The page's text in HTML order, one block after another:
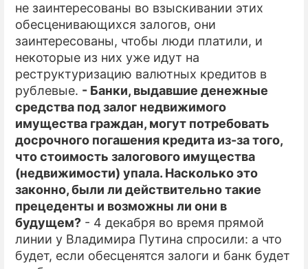
не заинтересованы во взыскивании этих
обесценивающихся залогов, они
заинтересованы, чтобы люди платили, и
некоторые из них уже идут на
реструктуризацию валютных кредитов в
рублевые. - Банки, выдавшие денежные
средства под залог недвижимого
имущества граждан, могут потребовать
досрочного погашения кредита из-за того,
что стоимость залогового имущества
(недвижимости) упала. Насколько это
законно, были ли действительно такие
прецеденты и возможны ли они в
будущем? - 4 декабря во время прямой
линии у Владимира Путина спросили: а что
будет, если обесценятся залоги и банк будет